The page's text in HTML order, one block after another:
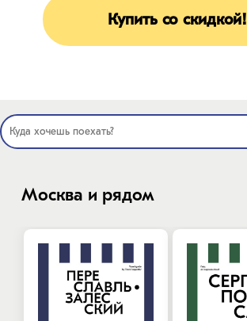
Купить со скидкой!
Москва и рядом